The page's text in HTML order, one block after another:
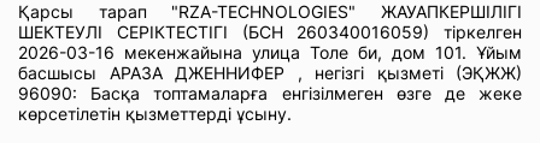
Қарсы тарап "RZA-TECHNOLOGIES" ЖАУАПКЕРШІЛІГІ
ШЕКТЕУЛІ СЕРІКТЕСТІГІ (БСН 260340016059) тіркелген
2026-03-16 мекенжайына улица Толе би, дом 101. Ұйым
басшысы АРАЗА ДЖЕННИФЕР , негізгі қызметі (ЭҚЖЖ)
96090: Басқа топтамаларға енгізілмеген өзге де жеке
көрсетілетін қызметтерді ұсыну.